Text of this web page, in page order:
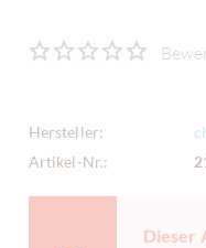
Hersteller:
Artikel-Nr.:
Dieser